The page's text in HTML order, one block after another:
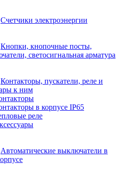
Счетчики электроэнергии
Кнопки, кнопочные посты,
светосигнальная арматура
Контакторы, пускатели, реле и
к ним
в корпусе IP65
реле
Автоматические выключатели в